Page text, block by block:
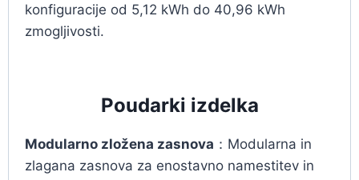
konfiguracije od 5,12 kWh do 40,96 kWh
zmogljivosti.
Poudarki izdelka
Modularno zložena zasnova ：Modularna in
zlagana zasnova za enostavno namestitev in